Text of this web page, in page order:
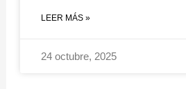
LEER MÁS »
24 octubre, 2025